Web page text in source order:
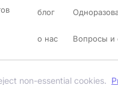
блог
о нас Вопросы и
non-essential cookies.